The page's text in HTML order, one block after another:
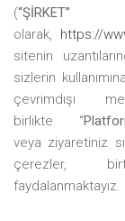
(“ŞİRKET”
olarak, https://
sitenin
sizlerin
çevrimdışı
birlikte “
veya ziyaretiniz
çerezler,
faydalanmaktayız.